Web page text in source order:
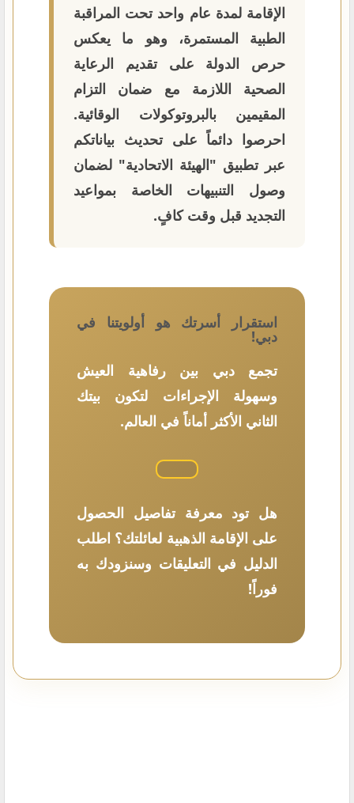
الإقامة لمدة عام واحد تحت المراقبة
الطبية المستمرة، وهو ما يعكس
حرص الدولة على تقديم الرعاية
الصحية اللازمة مع ضمان التزام
المقيمين بالبروتوكولات الوقائية.
احرصوا دائماً على تحديث بياناتكم
عبر تطبيق "الهيئة الاتحادية" لضمان
وصول التنبيهات الخاصة بمواعيد
التجديد قبل وقت كافٍ.
استقرار أسرتك هو أولويتنا في
دبي!
تجمع دبي بين رفاهية العيش
وسهولة الإجراءات لتكون بيتك
الثاني الأكثر أماناً في العالم.
هل تود معرفة تفاصيل الحصول
على الإقامة الذهبية لعائلتك؟ اطلب
الدليل في التعليقات وسنزودك به
فوراً!